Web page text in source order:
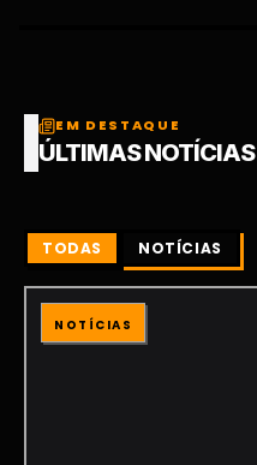
EM DESTAQUE
ÚLTIMAS NOTÍCIAS
TODAS NOTÍCIAS
NOTÍCIAS